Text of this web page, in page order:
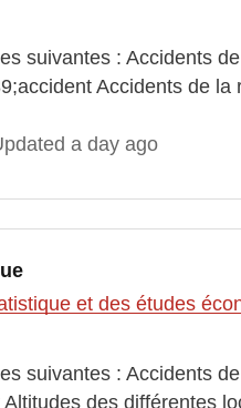
suivantes : Accidents
Accidents de
a day ago
et des études
suivantes : Accidents
des différentes